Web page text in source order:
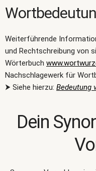
Weiterführende
und Rechtschreibung von
Wörterbuch
Nachschlagewerk für
⮞ Siehe hierzu: Bedeutung
Dein